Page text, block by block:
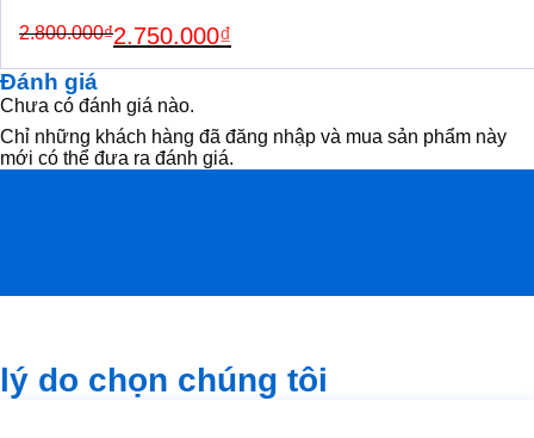
2.800.000₫
price
was:
2.750.000₫
price
is:
Đánh giá
Chưa có đánh giá nào.
Chỉ những khách hàng đã đăng nhập và mua sản phẩm này
mới có thể đưa ra đánh giá.
lý do chọn chúng tôi